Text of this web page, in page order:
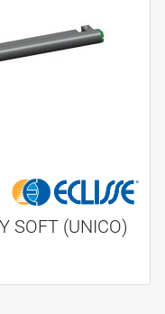
SOFT (UNICO)